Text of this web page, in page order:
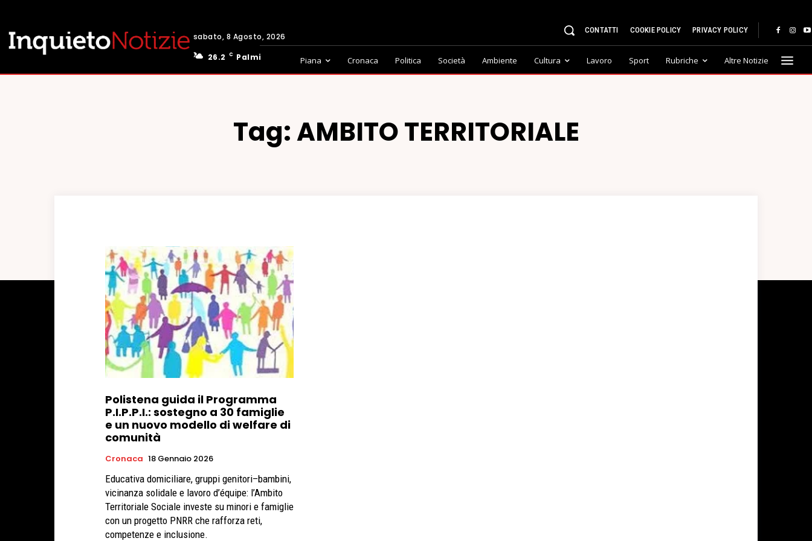
sabato, 8 Agosto, 2026
26.2
C Palmi
CONTATTI COOKIE POLICY PRIVACY POLICY
Piana Cronaca Politica Società Ambiente Cultura Lavoro Sport Rubriche Altre Notizie
Tag:AMBITO TERRITORIALE
Polistena guida il Programma
P.I.P.P.I.: sostegno a 30 famiglie
e un nuovo modello di welfare di
comunità
Cronaca 18 Gennaio 2026
Educativa domiciliare, gruppi genitori–bambini,
vicinanza solidale e lavoro d’équipe: l’Ambito
Territoriale Sociale investe su minori e famiglie
con un progetto PNRR che rafforza reti,
competenze e inclusione.